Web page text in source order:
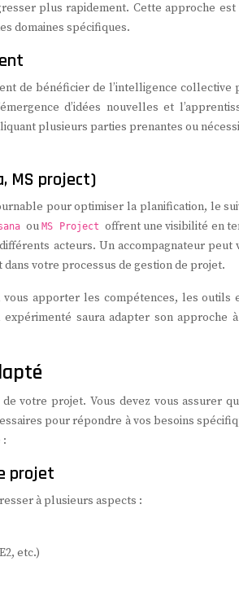
plus rapidement. Cette approche est
domaines spécifiques.
de bénéficier de l’intelligence collective
d’idées nouvelles et
plusieurs parties prenantes ou
MS project)
pour optimiser la planification, le
ouMS Project offrent une visibilité en
acteurs. Un accompagnateur peut
votre processus de gestion de projet.
vous apporter les compétences, les outils
saura adapter son approche
votre projet. Vous devez vous assurer
pour répondre à vos besoins
:
projet
à plusieurs aspects :
etc.)